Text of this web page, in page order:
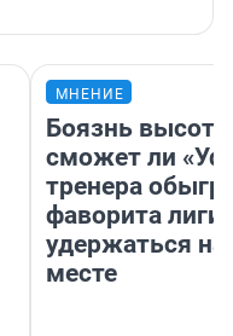
МНЕНИЕ
Боязнь
сможет ли
тренера
фаворита лиги
удержаться
месте